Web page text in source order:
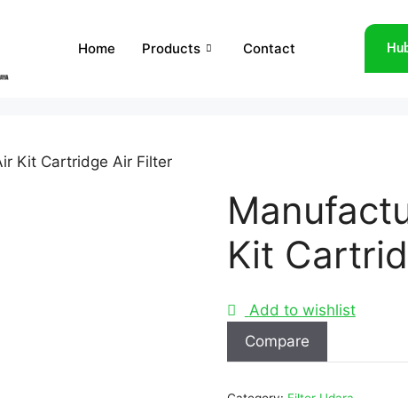
Home Products Contact
Kit Cartridge Air Filter
Kit
Add to wishlist
Compare